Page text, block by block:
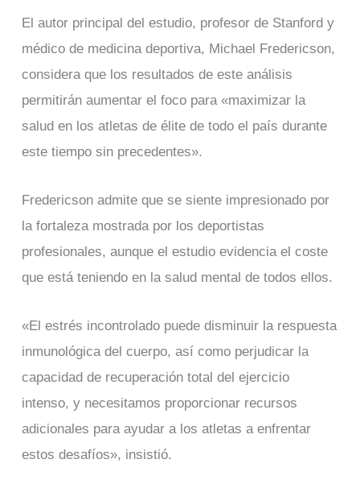
El autor principal del estudio, profesor de Stanford y
médico de medicina deportiva, Michael Fredericson,
considera que los resultados de este análisis
permitirán aumentar el foco para «maximizar la
salud en los atletas de élite de todo el país durante
este tiempo sin precedentes».
Fredericson admite que se siente impresionado por
la fortaleza mostrada por los deportistas
profesionales, aunque el estudio evidencia el coste
que está teniendo en la salud mental de todos ellos.
«El estrés incontrolado puede disminuir la respuesta
inmunológica del cuerpo, así como perjudicar la
capacidad de recuperación total del ejercicio
intenso, y necesitamos proporcionar recursos
adicionales para ayudar a los atletas a enfrentar
estos desafíos», insistió.